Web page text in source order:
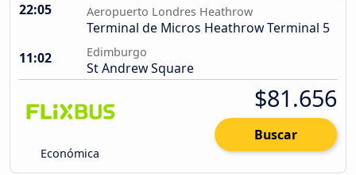
22:05 Aeropuerto Londres Heathrow
Terminal de Micros Heathrow Terminal 5
11:02
Edimburgo
St Andrew Square
Económica
$81.656
Buscar